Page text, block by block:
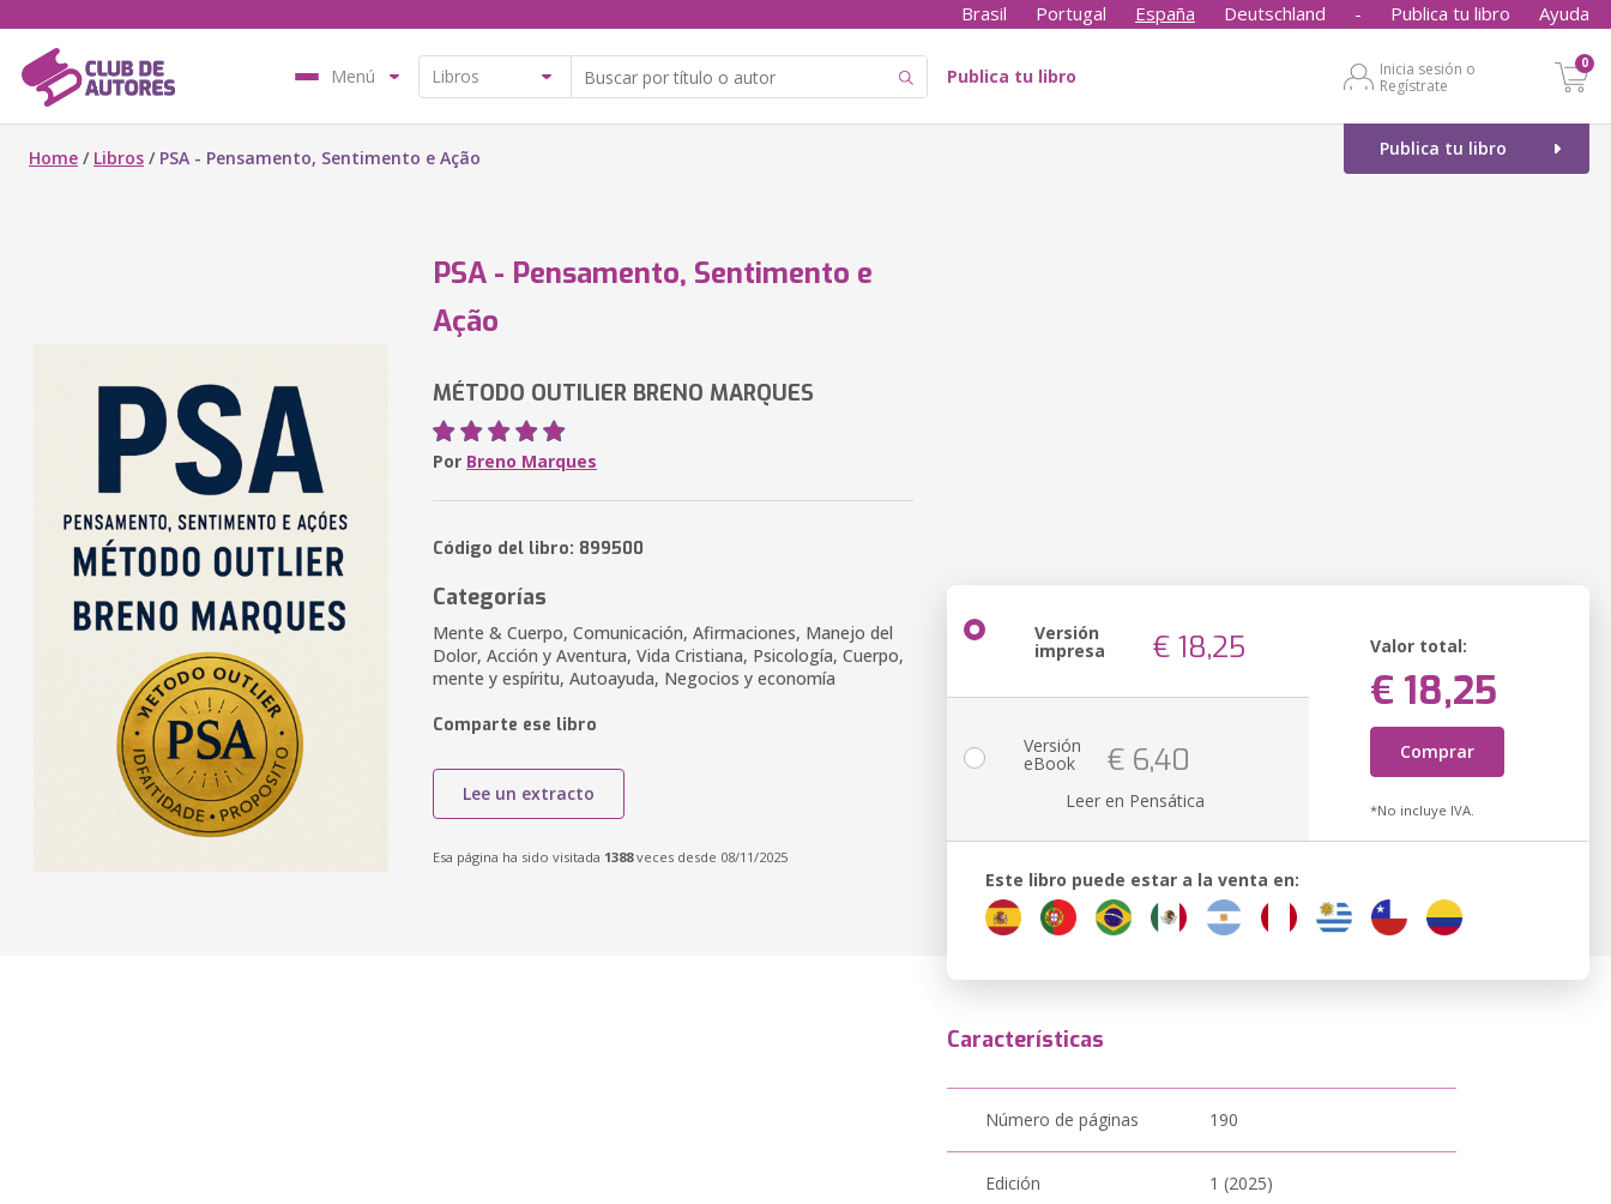
Brasil Portugal España Deutschland - Publica tu libro Ayuda
Menú Publica tu libro
Inicia sesión o
Regístrate
0
Publica tu libro
Home / Libros / PSA - Pensamento, Sentimento e Ação
PSA - Pensamento, Sentimento e
Ação
MÉTODO OUTILIER BRENO MARQUES
Por Breno Marques
Código del libro: 899500
Categorías
Mente & Cuerpo, Comunicación, Afirmaciones, Manejo del
Dolor, Acción y Aventura, Vida Cristiana, Psicología, Cuerpo,
mente y espíritu, Autoayuda, Negocios y economía
Comparte ese libro
Lee un extracto
Esa página ha sido visitada 1388veces desde 08/11/2025
Versión
impresa € 18,25 Valor total:
€ 18,25
Comprar
*No incluye IVA.
Versión
eBook € 6,40
Leer en Pensática
Este libro puede estar a la venta en:
Características
Número de páginas 190
Edición 1 (2025)